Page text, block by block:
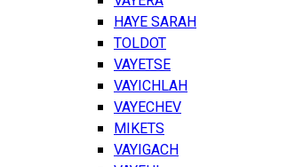
HAYE SARAH
TOLDOT
VAYETSE
VAYICHLAH
VAYECHEV
MIKETS
VAYIGACH